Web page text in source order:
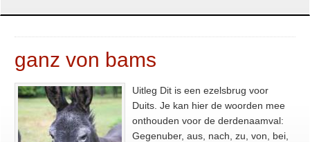
ganz von bams
Uitleg Dit is een ezelsbrug voor
Duits. Je kan hier de woorden mee
onthouden voor de derdenaamval:
Gegenuber, aus, nach, zu, von, bei,